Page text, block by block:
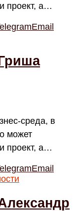
проект, а…
Email
среда, в
может
проект, а…
Email